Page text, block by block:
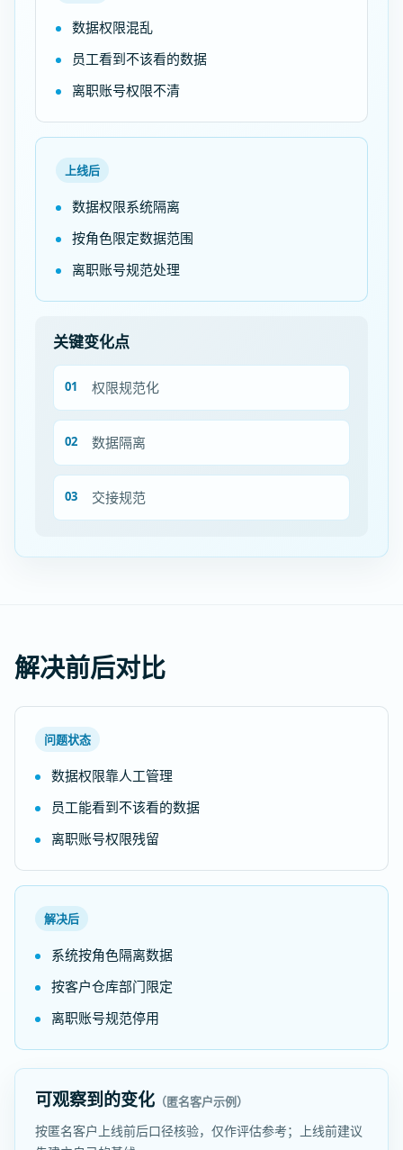
数据权限混乱
员工看到不该看的数据
离职账号权限不清
上线后
数据权限系统隔离
按角色限定数据范围
离职账号规范处理
关键变化点
权限规范化
数据隔离
交接规范
解决前后对比
问题状态
数据权限靠人工管理
员工能看到不该看的数据
离职账号权限残留
解决后
系统按角色隔离数据
按客户仓库部门限定
离职账号规范停用
可观察到的变化 （匿名客户示例）
按匿名客户上线前后口径核验，仅作评估参考；上线前建议